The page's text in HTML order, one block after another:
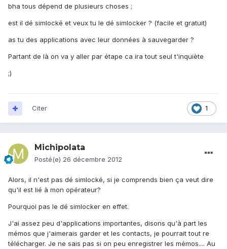
bha tous dépend de plusieurs choses ;
est il dé simlocké et veux tu le dé simlocker ? (facile et gratuit)
as tu des applications avec leur données à sauvegarder ?
Partant de là on va y aller par étape ca ira tout seul t'inquiète
;)
1
Citer
Michipolata
Posté(e) 26 décembre 2012
Alors, il n'est pas dé simlocké, si je comprends bien ça veut dire
qu'il est lié à mon opérateur?
Pourquoi pas le dé simlocker en effet.
J'ai assez peu d'applications importantes, disons qu'à part les
mémos que j'aimerais garder et les contacts, je pourrait tout re
télécharger. Je ne sais pas si on peu enregistrer les mémos.... Au